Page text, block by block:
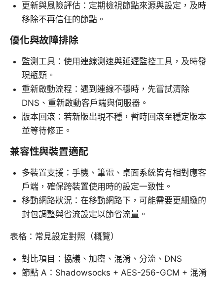
更新與風險評估：定期檢視節點來源與設定，及時
移除不再信任的節點。
優化與故障排除
監測工具：使用連線測速與延遲監控工具，及時發
現瓶頸。
重新啟動流程：遇到連線不穩時，先嘗試清除
DNS、重新啟動客戶端與伺服器。
版本回滾：若新版出現不穩，暫時回滾至穩定版本
並等待修正。
兼容性與裝置適配
多裝置支援：手機、筆電、桌面系統皆有相對應客
戶端，確保跨裝置使用時的設定一致性。
移動網路狀況：在移動網路下，可能需要更細緻的
封包調整與省流設定以節省流量。
表格：常見設定對照（概覽）
對比項目：協議、加密、混淆、分流、DNS
節點 A：Shadowsocks + AES-256-GCM + 混淆